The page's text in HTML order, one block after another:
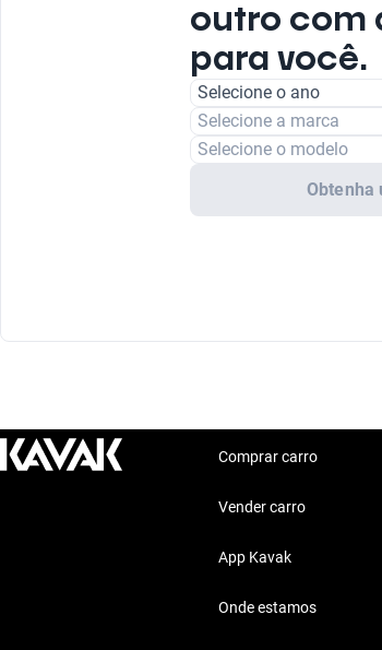
outro com
para você.
Selecione o ano
Selecione a marca
Selecione o modelo
Obtenha
Comprar carro
Vender carro
App Kavak
Onde estamos